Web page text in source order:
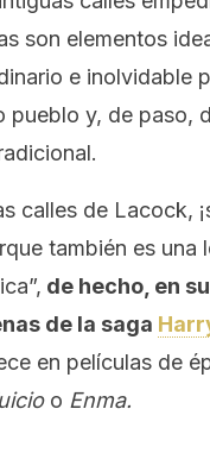
son elementos
e inolvidable
pueblo y, de paso,
calles de Lacock,
también es una
de hecho, en
de la saga
en películas de
o Enma.